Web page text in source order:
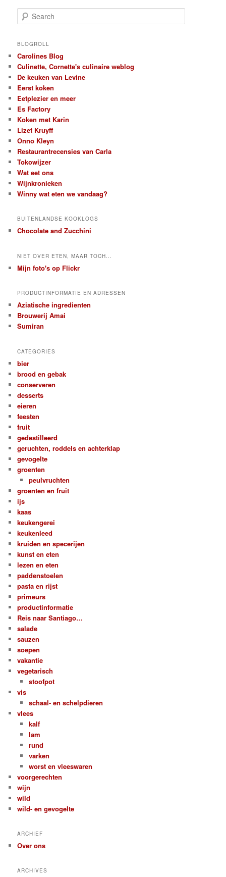
e
r
h
BLOGROLL
Carolines Blog
Culinette, Cornette's culinaire weblog
De keuken van Levine
Eerst koken
Eetplezier en meer
Es Factory
Koken met Karin
Lizet Kruyff
Onno Kleyn
Restaurantrecensies van Carla
Tokowijzer
Wat eet ons
Wijnkronieken
Winny wat eten we vandaag?
BUITENLANDSE KOOKLOGS
Chocolate and Zucchini
NIET OVER ETEN, MAAR TOCH...
Mijn foto's op Flickr
PRODUCTINFORMATIE EN ADRESSEN
Aziatische ingredienten
Brouwerij Amai
Sumiran
CATEGORIES
bier
brood en gebak
conserveren
desserts
eieren
feesten
fruit
gedestilleerd
geruchten, roddels en achterklap
gevogelte
groenten
peulvruchten
groenten en fruit
ijs
kaas
keukengerei
keukenleed
kruiden en specerijen
kunst en eten
lezen en eten
paddenstoelen
pasta en rijst
primeurs
productinformatie
Reis naar Santiago…
salade
sauzen
soepen
vakantie
vegetarisch
stoofpot
vis
schaal- en schelpdieren
vlees
kalf
lam
rund
varken
worst en vleeswaren
voorgerechten
wijn
wild
wild- en gevogelte
ARCHIEF
Over ons
ARCHIVES